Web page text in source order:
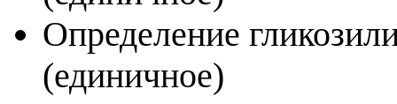
Определение
(единичное)